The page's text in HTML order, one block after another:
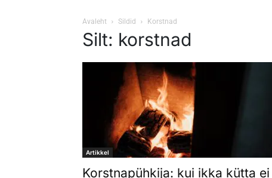
Avaleht Sildid Korstnad
Silt: korstnad
Artikkel
Korstnapühkija: kui ikka kütta ei